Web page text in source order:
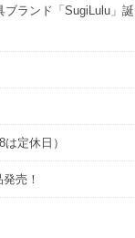
ランド「SugiLulu」誕
定休日）
売！